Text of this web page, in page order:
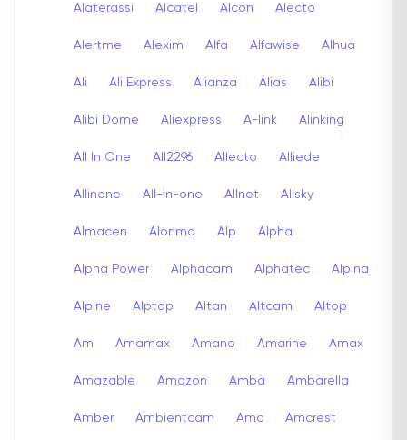
Alaterassi Alcatel Alcon Alecto
Alertme Alexim Alfa Alfawise Alhua
Ali Ali Express Alianza Alias Alibi
Alibi Dome Aliexpress A-link Alinking
All In One All2296 Allecto Alliede
Allinone All-in-one Allnet Allsky
Almacen Alonma Alp Alpha
Alpha Power Alphacam Alphatec Alpina
Alpine Alptop Altan Altcam Altop
Am Amamax Amano Amarine Amax
Amazable Amazon Amba Ambarella
Amber Ambientcam Amc Amcrest